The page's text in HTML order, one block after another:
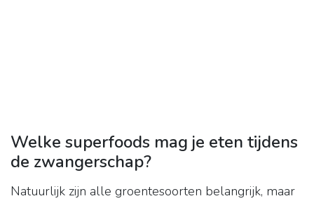
Welke superfoods mag je eten tijdens
de zwangerschap?
Natuurlijk zijn alle groentesoorten belangrijk, maar